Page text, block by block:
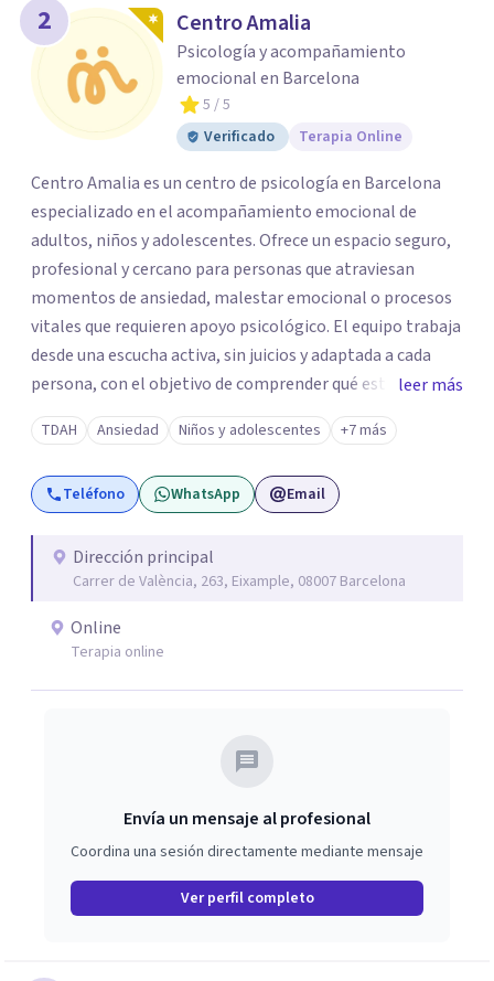
2 Centro Amalia
Psicología y acompañamiento
emocional en Barcelona
5 / 5
Verificado
Terapia Online
Centro Amalia es un centro de psicología en Barcelona
especializado en el acompañamiento emocional de
adultos, niños y adolescentes. Ofrece un espacio seguro,
profesional y cercano para personas que atraviesan
momentos de ansiedad, malestar emocional o procesos
vitales que requieren apoyo psicológico. El equipo trabaja
desde una escucha activa, sin juicios y adaptada a cada
persona, con el objetivo de comprender qué está
ocurriendo y facilitar herramientas para avanzar con
mayor equilibrio y bienestar. La intervención se realiza en
un entorno confidencial y tranquilo, cuidando el ritmo y
las necesidades de cada proceso terapéutico. En Centro
el trauma, la depresión y otros retos emocionales, así
como procesos de crecimiento personal y
respetuoso, humano y orientado a generar un espacio de
leer más
TDAH Ansiedad Niños y adolescentes +7 más
Teléfono WhatsApp Email
Dirección principal
Carrer de València, 263, Eixample, 08007 Barcelona
Online
Terapia online
Envía un mensaje al profesional
Coordina una sesión directamente mediante mensaje
Ver perfil completo